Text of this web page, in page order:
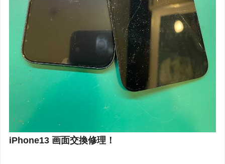
iPhone13 画面交換修理！